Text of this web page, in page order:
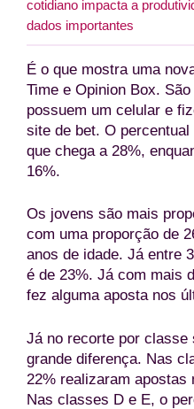
cotidiano impacta a
dados importantes
É o que mostra uma
Time e Opinion Box.
possuem um celular e
site de bet. O
que chega a 28%,
16%.
Os jovens são mais
com uma proporção de
anos de idade. Já entre
é de 23%. Já com mais
fez alguma aposta nos
Já no recorte por classe
grande diferença. Nas
22% realizaram apostas
Nas classes D e E, o